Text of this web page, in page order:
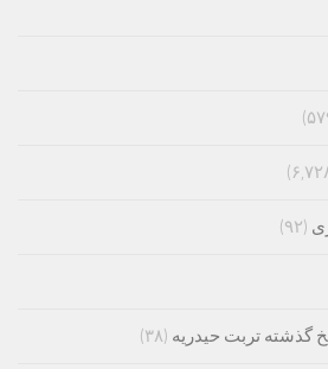
(۹۲)
گذشته تربت حیدریه (۳۸)